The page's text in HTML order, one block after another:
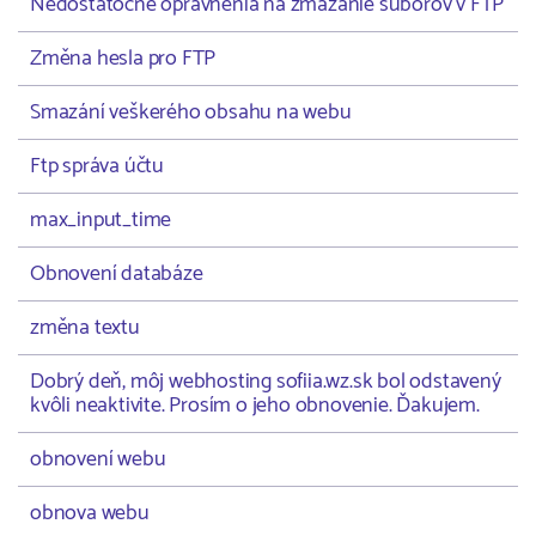
Změna hesla pro FTP
Smazání veškerého obsahu na webu
Ftp správa účtu
max_input_time
Obnovení databáze
změna textu
Dobrý deň, môj webhosting sofiia.wz.sk bol odstavený
kvôli neaktivite. Prosím o jeho obnovenie. Ďakujem.
obnovení webu
obnova webu